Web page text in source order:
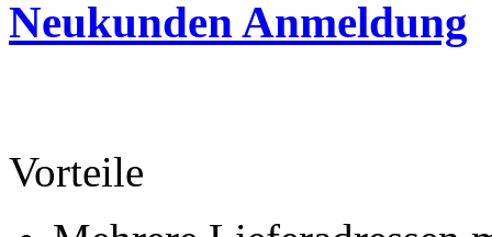
Neukunden Anmeldung
Vorteile